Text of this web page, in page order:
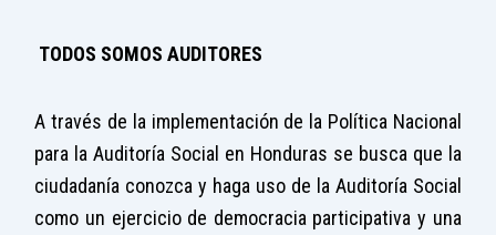
TODOS SOMOS AUDITORES
A través de la implementación de la Política Nacional
para la Auditoría Social en Honduras se busca que la
ciudadanía conozca y haga uso de la Auditoría Social
como un ejercicio de democracia participativa y una